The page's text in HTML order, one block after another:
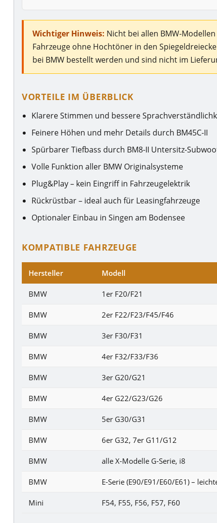
Wichtiger Hinweis: Nicht bei allen BMW-
Fahrzeuge ohne Hochtöner in den
bei BMW bestellt werden und sind nicht im
VORTEILE IM ÜBERBLICK
Klarere Stimmen und bessere
Feinere Höhen und mehr Details durch BM45C-II
Spürbarer Tiefbass durch BM8-II Untersitz-
Volle Funktion aller BMW Originalsysteme
Plug&Play – kein Eingriff in Fahrzeugelektrik
Rückrüstbar – ideal auch für Leasingfahrzeuge
Optionaler Einbau in Singen am Bodensee
KOMPATIBLE FAHRZEUGE
Hersteller Modell
BMW 1er F20/F21
BMW 2er F22/F23/F45/F46
BMW 3er F30/F31
BMW 4er F32/F33/F36
BMW 3er G20/G21
BMW 4er G22/G23/G26
BMW 5er G30/G31
BMW 6er G32, 7er G11/G12
BMW alle X-Modelle G-Serie, i8
BMW E-Serie (E90/E91/E60/E61) –
Mini F54, F55, F56, F57, F60